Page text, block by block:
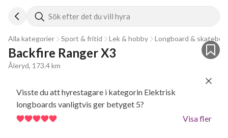
Sök efter det du vill hyra
Alla kategorier Sport & fritid Lek & hobby Longboard &
Backfire Ranger X3
Åleryd, 173.4 km
Visste du att hyrestagare i kategorin Elektrisk
longboards vanligtvis ger betyget 5?
Visa fler